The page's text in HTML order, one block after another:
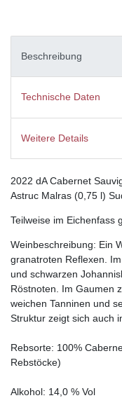
Beschreibung
Technische Daten
Weitere Details
2022 dA Cabernet
Astruc Malras (0,75 l)
Teilweise im Eichenfass
Weinbeschreibung: Ein
granatroten Reflexen.
und schwarzen
Röstnoten. Im Gaumen
weichen Tanninen und
Struktur zeigt sich auch
Rebsorte: 100%
Rebstöcke)
Alkohol: 14,0 % Vol